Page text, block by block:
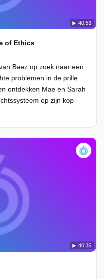
40:53
of Ethics
Baez op zoek naar een
problemen in de prille
ontdekken Mae en Sarah
op zijn kop
40:35